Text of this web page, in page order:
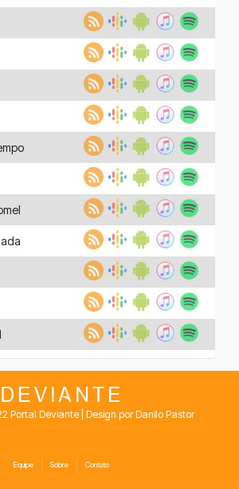
Portal Deviante | Design por Danilo Pastor
Equipe Sobre Contato